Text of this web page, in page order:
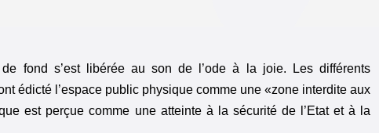
fond s’est libérée au son de l’ode à la joie. Les différents
édicté l’espace public physique comme une «zone interdite aux
est perçue comme une atteinte à la sécurité de l’Etat et à la